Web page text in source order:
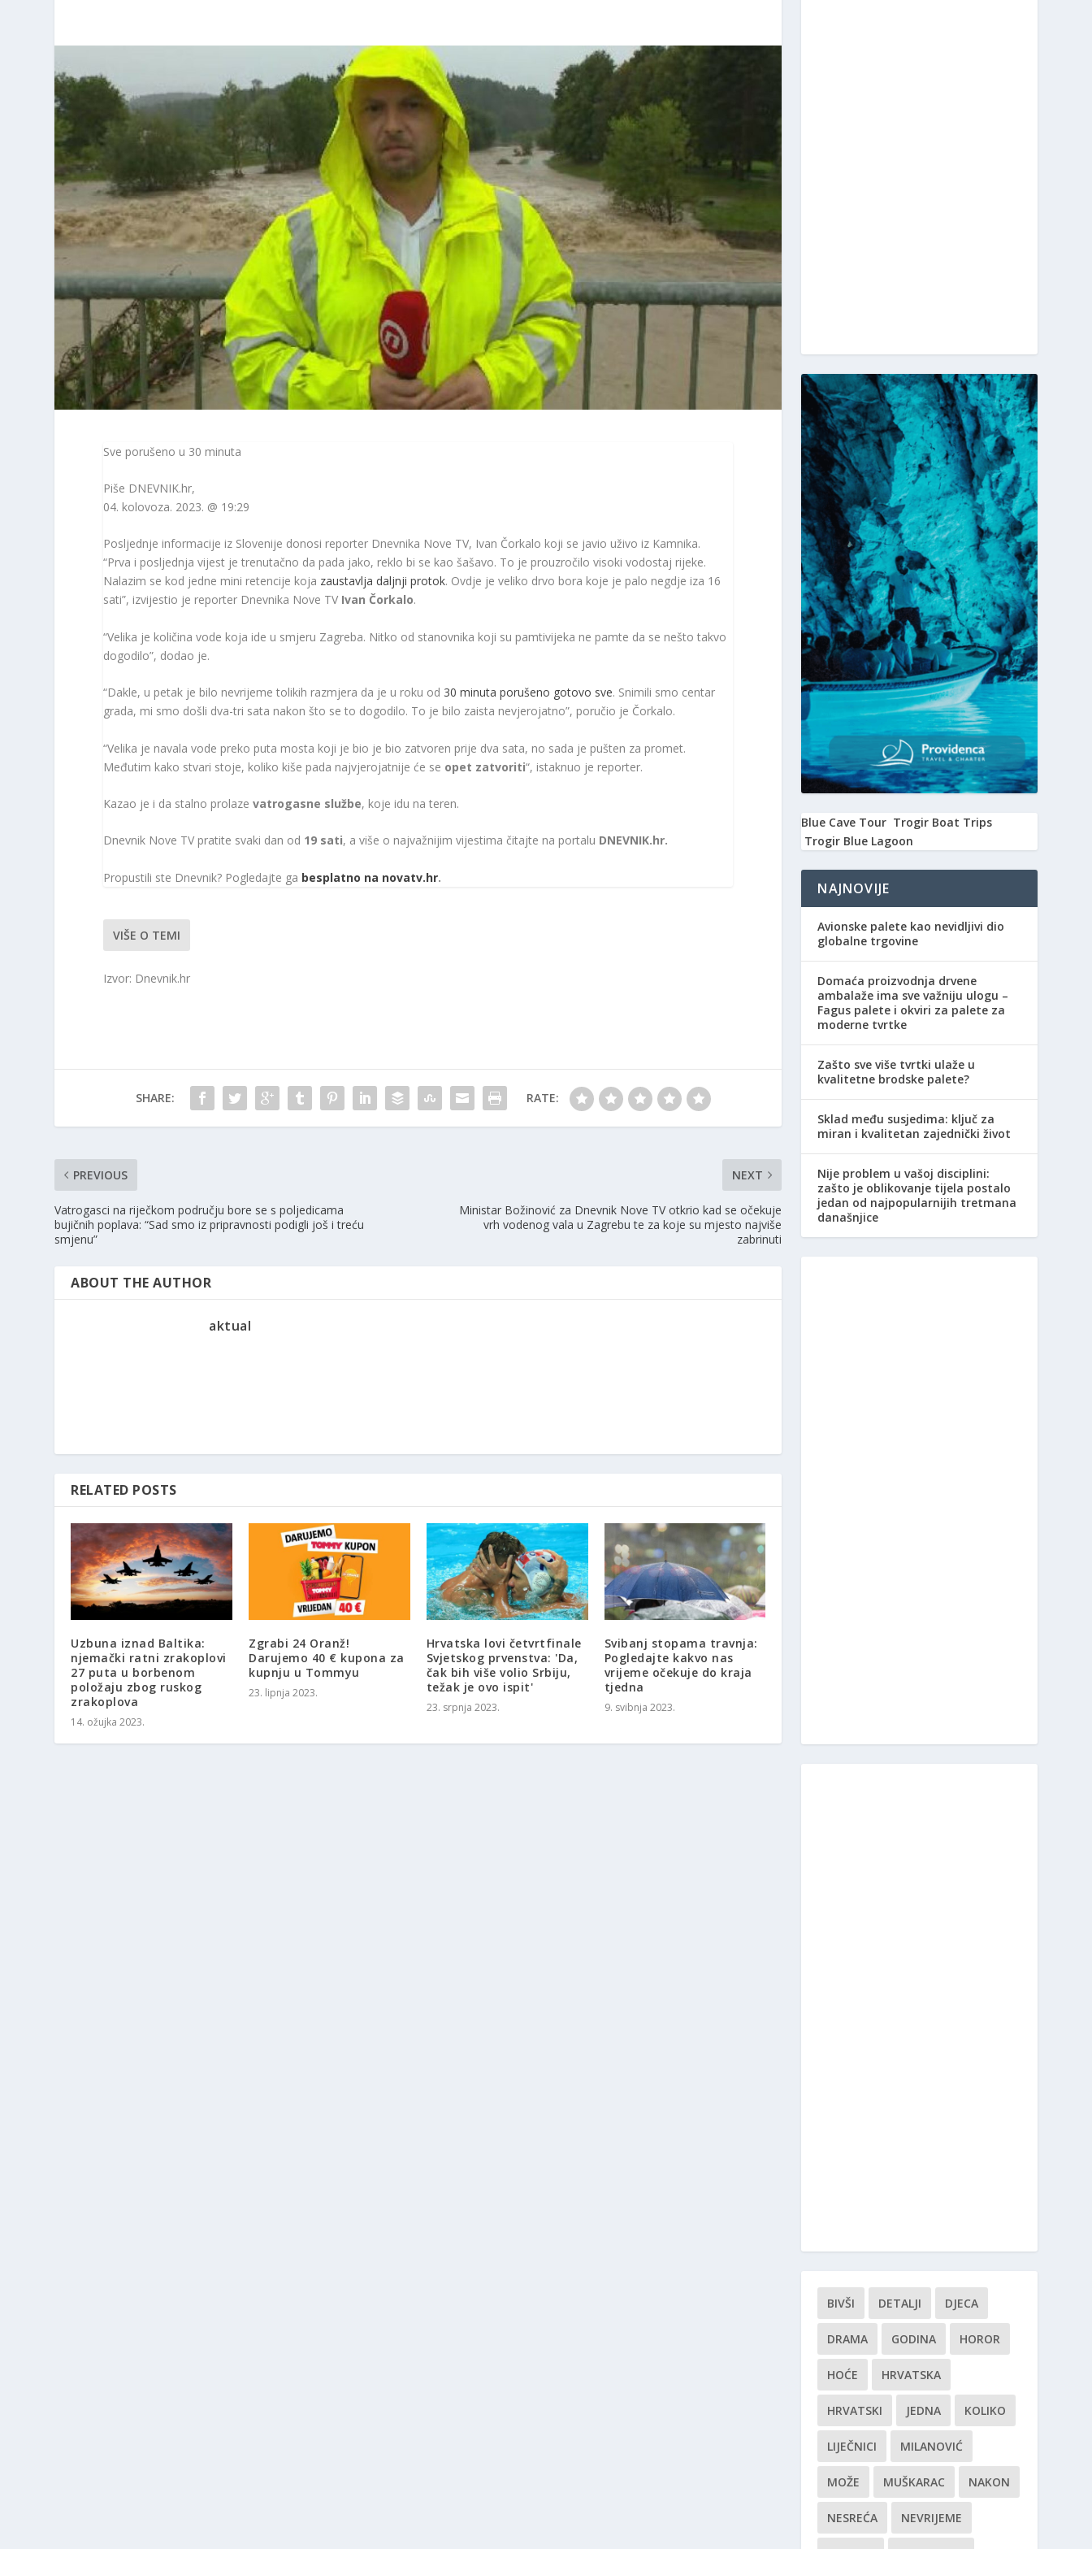
Sve porušeno u 30 minuta
Piše DNEVNIK.hr,
04. kolovoza. 2023. @ 19:29
Posljednje informacije iz Slovenije donosi reporter Dnevnika Nove TV, Ivan Čorkalo koji se javio uživo iz Kamnika.
“Prva i posljednja vijest je trenutačno da pada jako, reklo bi se kao šašavo. To je prouzročilo visoki vodostaj rijeke.
Nalazim se kod jedne mini retencije koja zaustavlja daljnji protok. Ovdje je veliko drvo bora koje je palo negdje iza 16
sati”, izvijestio je reporter Dnevnika Nove TV Ivan Čorkalo.
“Velika je količina vode koja ide u smjeru Zagreba. Nitko od stanovnika koji su pamtivijeka ne pamte da se nešto takvo
dogodilo”, dodao je.
“Dakle, u petak je bilo nevrijeme tolikih razmjera da je u roku od 30 minuta porušeno gotovo sve. Snimili smo centar
grada, mi smo došli dva-tri sata nakon što se to dogodilo. To je bilo zaista nevjerojatno”, poručio je Čorkalo.
“Velika je navala vode preko puta mosta koji je bio je bio zatvoren prije dva sata, no sada je pušten za promet.
Međutim kako stvari stoje, koliko kiše pada najvjerojatnije će se opet zatvoriti“, istaknuo je reporter.
Kazao je i da stalno prolazevatrogasne službe, koje idu na teren.
Dnevnik Nove TV pratite svaki dan od 19 sati, a više o najvažnijim vijestima čitajte na portalu DNEVNIK.hr.
Propustili ste Dnevnik? Pogledajte ga besplatno na novatv.hr.
VIŠE O TEMI
Izvor: Dnevnik.hr
SHARE: RATE:
PREVIOUS
Vatrogasci na riječkom području bore se s poljedicama
bujičnih poplava: “Sad smo iz pripravnosti podigli još i treću
smjenu”
NEXT
Ministar Božinović za Dnevnik Nove TV otkrio kad se očekuje
vrh vodenog vala u Zagrebu te za koje su mjesto najviše
zabrinuti
ABOUT THE AUTHOR
aktual
RELATED POSTS
Uzbuna iznad Baltika:
njemački ratni zrakoplovi
27 puta u borbenom
položaju zbog ruskog
zrakoplova
14. ožujka 2023.
Zgrabi 24 Oranž!
Darujemo 40 € kupona za
kupnju u Tommyu
23. lipnja 2023.
Hrvatska lovi četvrtfinale
Svjetskog prvenstva: 'Da,
čak bih više volio Srbiju,
težak je ovo ispit'
23. srpnja 2023.
Svibanj stopama travnja:
Pogledajte kakvo nas
vrijeme očekuje do kraja
tjedna
9. svibnja 2023.
Blue Cave Tour Trogir Boat Trips
Trogir Blue Lagoon
NAJNOVIJE
Avionske palete kao nevidljivi dio
globalne trgovine
Domaća proizvodnja drvene
ambalaže ima sve važniju ulogu –
Fagus palete i okviri za palete za
moderne tvrtke
Zašto sve više tvrtki ulaže u
kvalitetne brodske palete?
Sklad među susjedima: ključ za
miran i kvalitetan zajednički život
Nije problem u vašoj disciplini:
zašto je oblikovanje tijela postalo
jedan od najpopularnijih tretmana
današnjice
BIVŠI DETALJI DJECA
DRAMA GODINA HOROR
HOĆE HRVATSKA
HRVATSKI JEDNA KOLIKO
LIJEČNICI MILANOVIĆ
MOŽE MUŠKARAC NAKON
NESREĆA NEVRIJEME